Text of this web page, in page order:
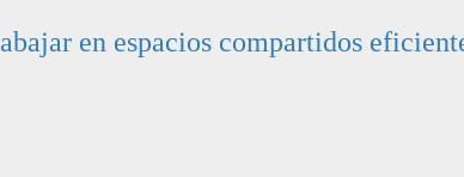
en espacios compartidos